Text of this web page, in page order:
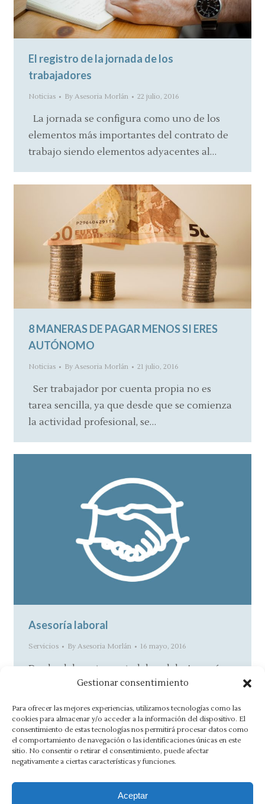
Gestionar consentimiento
Para ofrecer las mejores experiencias, utilizamos tecnologías como las
cookies para almacenar y/o acceder a la información del dispositivo. El
consentimiento de estas tecnologías nos permitirá procesar datos como
el comportamiento de navegación o las identificaciones únicas en este
sitio. No consentir o retirar el consentimiento, puede afectar
negativamente a ciertas características y funciones.
Aceptar
El registro de la jornada de los
trabajadores
Noticias By Asesoria Morlán 22 julio, 2016
La jornada se configura como uno de los
elementos más importantes del contrato de
trabajo siendo elementos adyacentes al…
8 MANERAS DE PAGAR MENOS SI ERES
AUTÓNOMO
Noticias By Asesoria Morlán 21 julio, 2016
Ser trabajador por cuenta propia no es
tarea sencilla, ya que desde que se comienza
la actividad profesional, se…
Asesoría laboral
Servicios By Asesoria Morlán 16 mayo, 2016
Desde el departamento laboral de Asesoría
Morlán, le asesoramos en la toma de las
1 2 3 →